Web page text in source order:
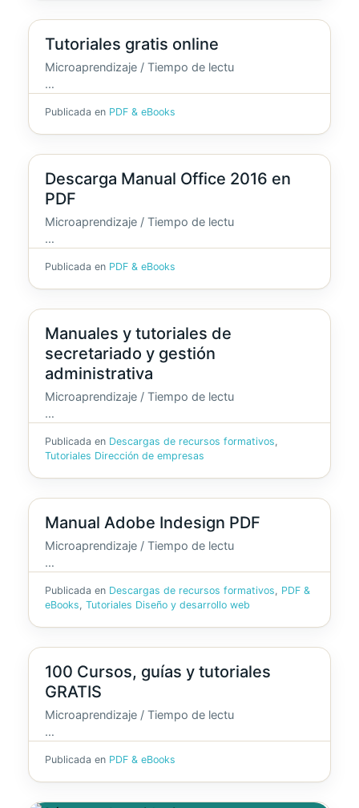
Tutoriales gratis online
Microaprendizaje / Tiempo de lectu
…
Publicada en PDF & eBooks
Descarga Manual Office 2016 en
PDF
Microaprendizaje / Tiempo de lectu
…
Publicada en PDF & eBooks
Manuales y tutoriales de
secretariado y gestión
administrativa
Microaprendizaje / Tiempo de lectu
…
Publicada en Descargas de recursos formativos,
Tutoriales Dirección de empresas
Manual Adobe Indesign PDF
Microaprendizaje / Tiempo de lectu
…
Publicada en Descargas de recursos formativos, PDF &
eBooks, Tutoriales Diseño y desarrollo web
100 Cursos, guías y tutoriales
GRATIS
Microaprendizaje / Tiempo de lectu
…
Publicada en PDF & eBooks